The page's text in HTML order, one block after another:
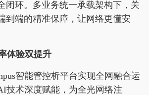
闭环。多业务统一承载架构下，关
到端的精准保障，让网络更懂安
体验双提升
智能管控析平台实现全网融合运
技术深度赋能，为全光网络注